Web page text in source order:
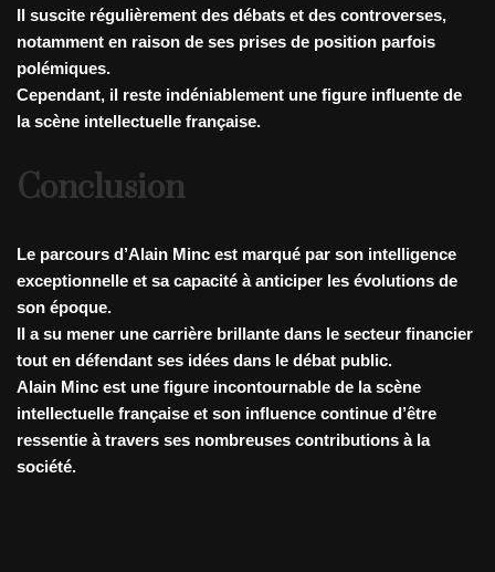
Il suscite régulièrement des débats et des controverses,
notamment en raison de ses prises de position parfois
polémiques.
Cependant, il reste indéniablement une figure influente de
la scène intellectuelle française.
Conclusion
Le parcours d’Alain Minc est marqué par son intelligence
exceptionnelle et sa capacité à anticiper les évolutions de
son époque.
Il a su mener une carrière brillante dans le secteur financier
tout en défendant ses idées dans le débat public.
Alain Minc est une figure incontournable de la scène
intellectuelle française et son influence continue d’être
ressentie à travers ses nombreuses contributions à la
société.